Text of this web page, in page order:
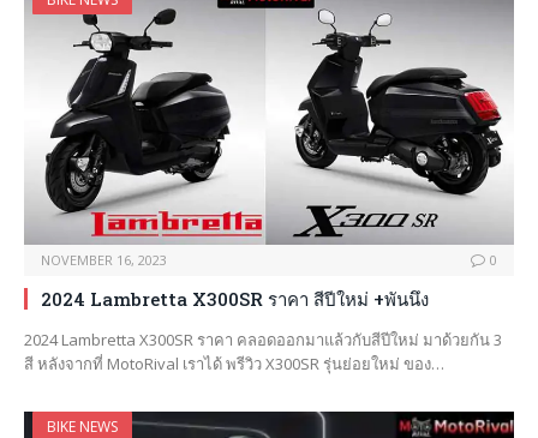
NOVEMBER 16, 2023 0
2024 Lambretta X300SR ราคา สีปีใหม่ +พันนึง
2024 Lambretta X300SR ราคา คลอดออกมาแล้วกับสีปีใหม่ มาด้วยกัน 3
สี หลังจากที่ MotoRival เราได้ พรีวิว X300SR รุ่นย่อยใหม่ ของ…
BIKE NEWS